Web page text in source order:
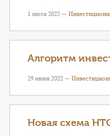
1 июля 2022 —
Алгоритм
29 июня 2022 —
Новая схема